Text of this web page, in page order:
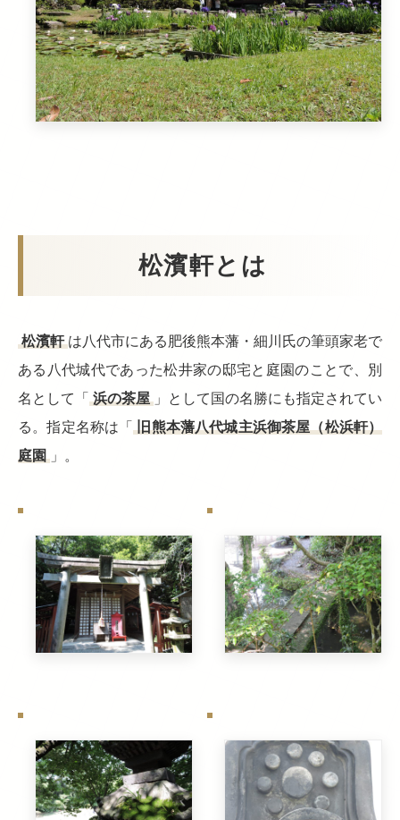
松濱軒とは
松濱軒 は八代市にある肥後熊本藩・細川氏の筆頭家老で
ある八代城代であった松井家の邸宅と庭園のことで、別
名として「 浜の茶屋 」として国の名勝にも指定されてい
る。指定名称は「 旧熊本藩八代城主浜御茶屋（松浜軒）
庭園 」。